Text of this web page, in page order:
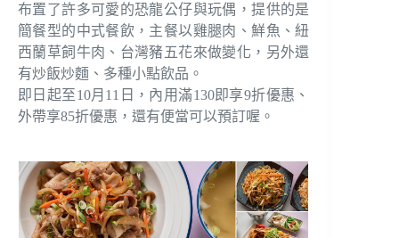
布置了許多可愛的恐龍公仔與玩偶，提供的是
簡餐型的中式餐飲，主餐以雞腿肉、鮮魚、紐
西蘭草飼牛肉、台灣豬五花來做變化，另外還
有炒飯炒麵、多種小點飲品。
即日起至10月11日，內用滿130即享9折優惠、
外帶享85折優惠，還有便當可以預訂喔。